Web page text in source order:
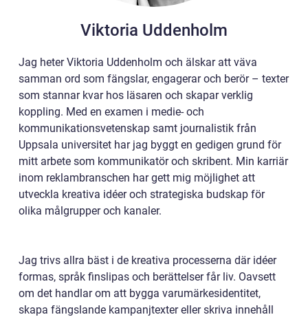
Viktoria Uddenholm
Jag heter Viktoria Uddenholm och älskar att väva
samman ord som fängslar, engagerar och berör – texter
som stannar kvar hos läsaren och skapar verklig
koppling. Med en examen i medie- och
kommunikationsvetenskap samt journalistik från
Uppsala universitet har jag byggt en gedigen grund för
mitt arbete som kommunikatör och skribent. Min karriär
inom reklambranschen har gett mig möjlighet att
utveckla kreativa idéer och strategiska budskap för
olika målgrupper och kanaler.
Jag trivs allra bäst i de kreativa processerna där idéer
formas, språk finslipas och berättelser får liv. Oavsett
om det handlar om att bygga varumärkesidentitet,
skapa fängslande kampanjtexter eller skriva innehåll